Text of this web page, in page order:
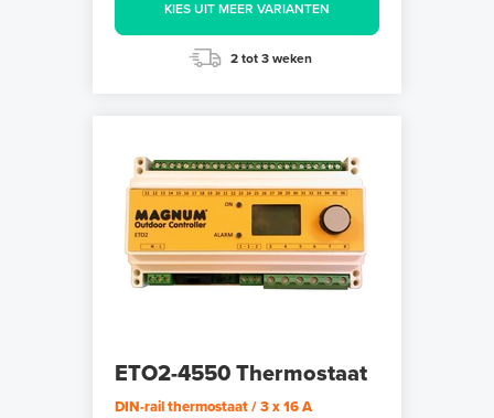
KIES UIT MEER VARIANTEN
2 tot 3 weken
ETO2-4550 Thermostaat
DIN-rail thermostaat / 3 x 16 A